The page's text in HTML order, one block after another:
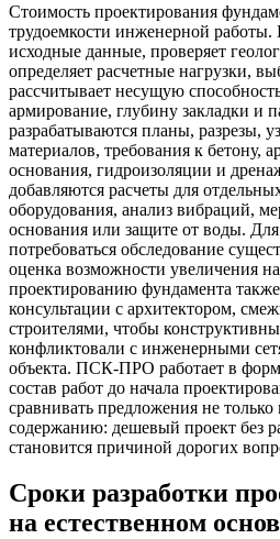
Стоимость проектирования
трудоемкости инженерной работы.
исходные данные, проверяет
определяет расчетные нагрузки,
рассчитывает несущую
армирование, глубину закладки и
разрабатываются планы, разрезы,
материалов, требования к бетону,
основания, гидроизоляции и
добавляются расчеты для
оборудования, анализ вибраций,
основания или защите от воды.
потребоваться обследование
оценка возможности увеличения
проектированию фундамента
консультации с архитектором,
строителями, чтобы
конфликтовали с инженерными
объекта. ПСК-ПРО работает в
состав работ до начала
сравнивать предложения не
содержанию: дешевый проект без
становится причиной дорогих
Сроки разработки
на естественном